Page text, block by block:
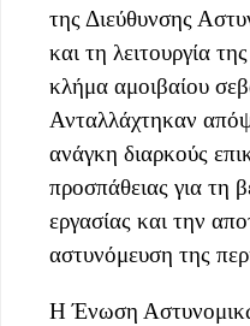
της Διεύθυνσης
και τη λειτουργία
κλήμα αμοιβαίου
Ανταλλάχτηκαν
ανάγκη διαρκούς
προσπάθειας για τη
εργασίας και την
αστυνόμευση της
Η Ένωση